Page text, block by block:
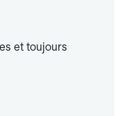
et toujours